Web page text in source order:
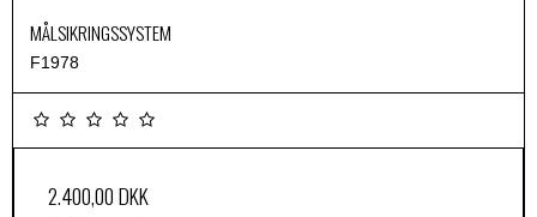
MÅLSIKRINGSSYSTEM
F1978
2.400,00 DKK